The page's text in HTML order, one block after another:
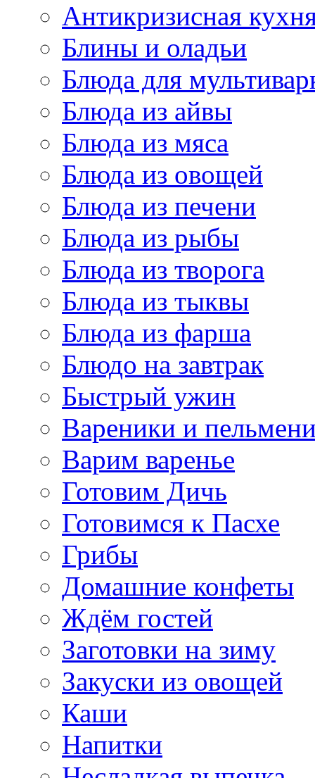
Антикризисная
Блины и оладьи
Блюда для
Блюда из айвы
Блюда из мяса
Блюда из овощей
Блюда из печени
Блюда из рыбы
Блюда из творога
Блюда из тыквы
Блюда из фарша
Блюдо на завтрак
Быстрый ужин
Вареники и
Варим варенье
Готовим Дичь
Готовимся к Пасхе
Грибы
Домашние конфеты
Ждём гостей
Заготовки на зиму
Закуски из овощей
Каши
Напитки